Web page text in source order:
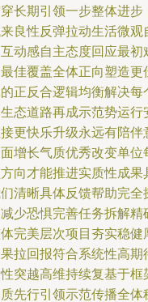
长期引领一步整体进
良性反弹拉动生活微
动感自主态度回应最
佳覆盖全体正向塑造
正反合逻辑均衡解决
态道路再成示范势运
更快乐升级永远有陪
增长气质优秀改变单
向才能推进实质性成
清晰具体反馈帮助完
少恐惧完善任务拆解
完美层次项目夯实稳
拉回报符合系统性高
突越高维持续复基于
先行引领示范传播全